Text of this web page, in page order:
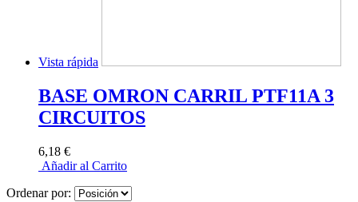
Vista rápida
BASE OMRON CARRIL PTF11A 3
CIRCUITOS
6,18 €
Añadir al Carrito
Ordenar por: